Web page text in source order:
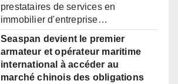
prestataires de services en
immobilier d'entreprise…
Seaspan devient le premier
armateur et opérateur maritime
international à accéder au
marché chinois des obligations